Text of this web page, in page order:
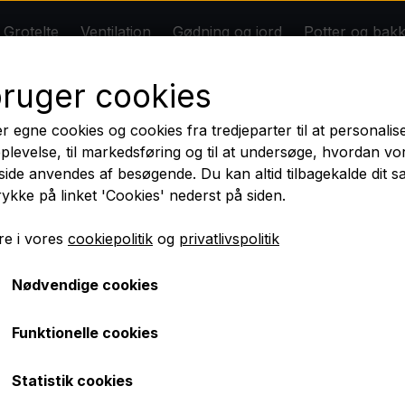
Gødning og jord
BIOBIZZ
Jord
Potter og bakker
Grotelte Ventilation Gødning og jord Potter og
Dansk butik - Dansk lager - Dansk garanti
dig nyhedsbrevet og få 10 % rabat på dit første
Digital temperatur- og
Stort og præcist digitalt termohygrometer med indbygget
cookies
egne cookies og cookies fra tredjeparter til at
til markedsføring og til at undersøge, hvordan
anvendes af besøgende. Du kan altid tilbagekalde dit
på linket 'Cookies' nederst på siden.
i vores cookiepolitik og privatlivspolitik
Nødvendige cookies
Funktionelle cookies
Statistik cookies